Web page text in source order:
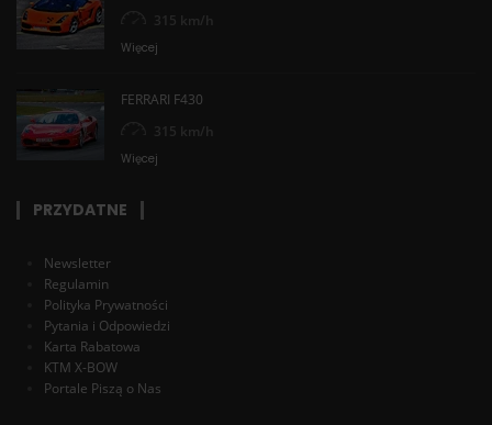
315 km/h
Więcej
FERRARI F430
315 km/h
Więcej
PRZYDATNE
Newsletter
Regulamin
Polityka Prywatności
Pytania i Odpowiedzi
Karta Rabatowa
KTM X-BOW
Portale Piszą o Nas